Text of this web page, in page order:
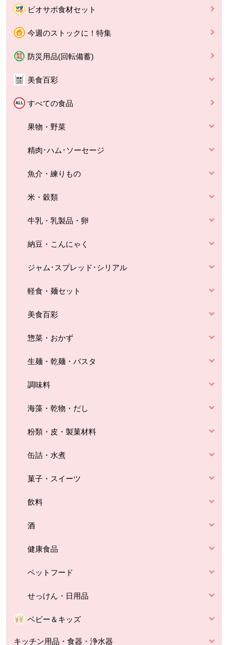
ビオサポ食材セット
今週のストックに！特集
防災用品(回転備蓄)
美食百彩
すべての食品
果物・野菜
精肉･ハム･ソーセージ
魚介・練りもの
米・穀類
牛乳・乳製品・卵
納豆・こんにゃく
ジャム･スプレッド･シリアル
軽食・麺セット
美食百彩
惣菜・おかず
生麺・乾麺・パスタ
調味料
海藻・乾物・だし
粉類・皮・製菓材料
缶詰・水煮
菓子・スイーツ
飲料
酒
健康食品
ペットフード
せっけん・日用品
ベビー＆キッズ
キッチン用品・食器・浄水器